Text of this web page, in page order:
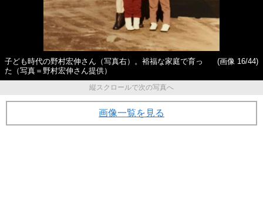
子ども時代の野村宏伸さん（写真右）。裕福な家庭で育っ
た（写真＝野村宏伸さん提供）
(画像 16/44)
縦スクロールで次の写真へ
画像一覧を見る